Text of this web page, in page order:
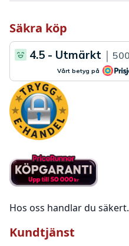
Säkra köp
Hos oss handlar du säkert.
Kundtjänst